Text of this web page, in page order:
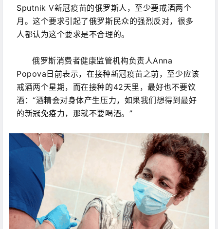
Sputnik V新冠疫苗的俄罗斯人，至少要戒酒两个
月。这个要求引起了俄罗斯民众的强烈反对，很多
人都认为这个要求是不合理的。
俄罗斯消费者健康监管机构负责人Anna
Popova日前表示，在接种新冠疫苗之前，至少应该
戒酒两个星期，而在接种的42天里，最好也不要饮
酒：“酒精会对身体产生压力，如果我们想得到最好
的新冠免疫力，那就不要喝酒。”